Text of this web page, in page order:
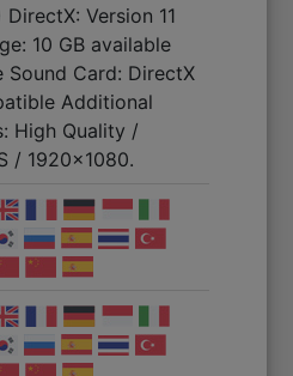
DirectX: Version 11
10 GB available
Sound Card: DirectX
Additional
High Quality /
/ 1920x1080.